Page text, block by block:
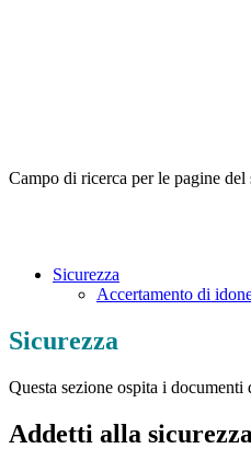
Campo di ricerca per le pagine del
Sicurezza
Accertamento di
Sicurezza
Questa sezione ospita i
Addetti alla sicurezza